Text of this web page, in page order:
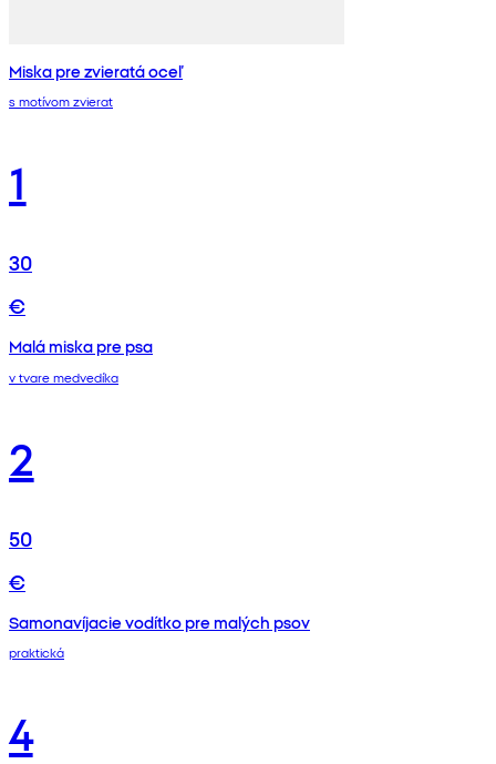
Miska pre zvieratá oceľ
s motívom zvierat
1
30
€
Malá miska pre psa
v tvare medvedíka
2
50
€
Samonavíjacie vodítko pre malých psov
praktická
4